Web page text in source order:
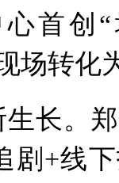
首创
场转化
长。
剧+线